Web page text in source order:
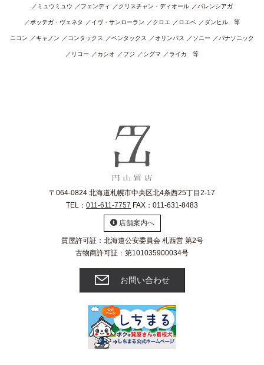
ミュウミュウ フェンディ クリスチャン・ディオール バレンシアガ
ボッテガ・ヴェネタ イヴ・サンローラン クロエ ロエベ ダンヒル 等
ニコン キャノン コンタックス ペンタックス オリンパス ソニー パナソニック
リコー カシオ フジ シグマ ライカ 等
〒064-0824 北海道札幌市中央区北4条西25丁目2-17
TEL： 011-611-7757 FAX：011-631-8483
店舗案内へ
質屋許可証：北海道公安委員会 札西営 第2号
古物商許可証：第101035900034号
お問い合わせ